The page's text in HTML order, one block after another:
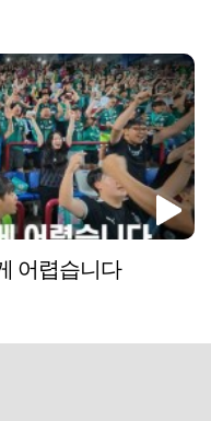
어렵습니다